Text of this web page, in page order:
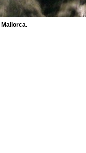
Mallorca.